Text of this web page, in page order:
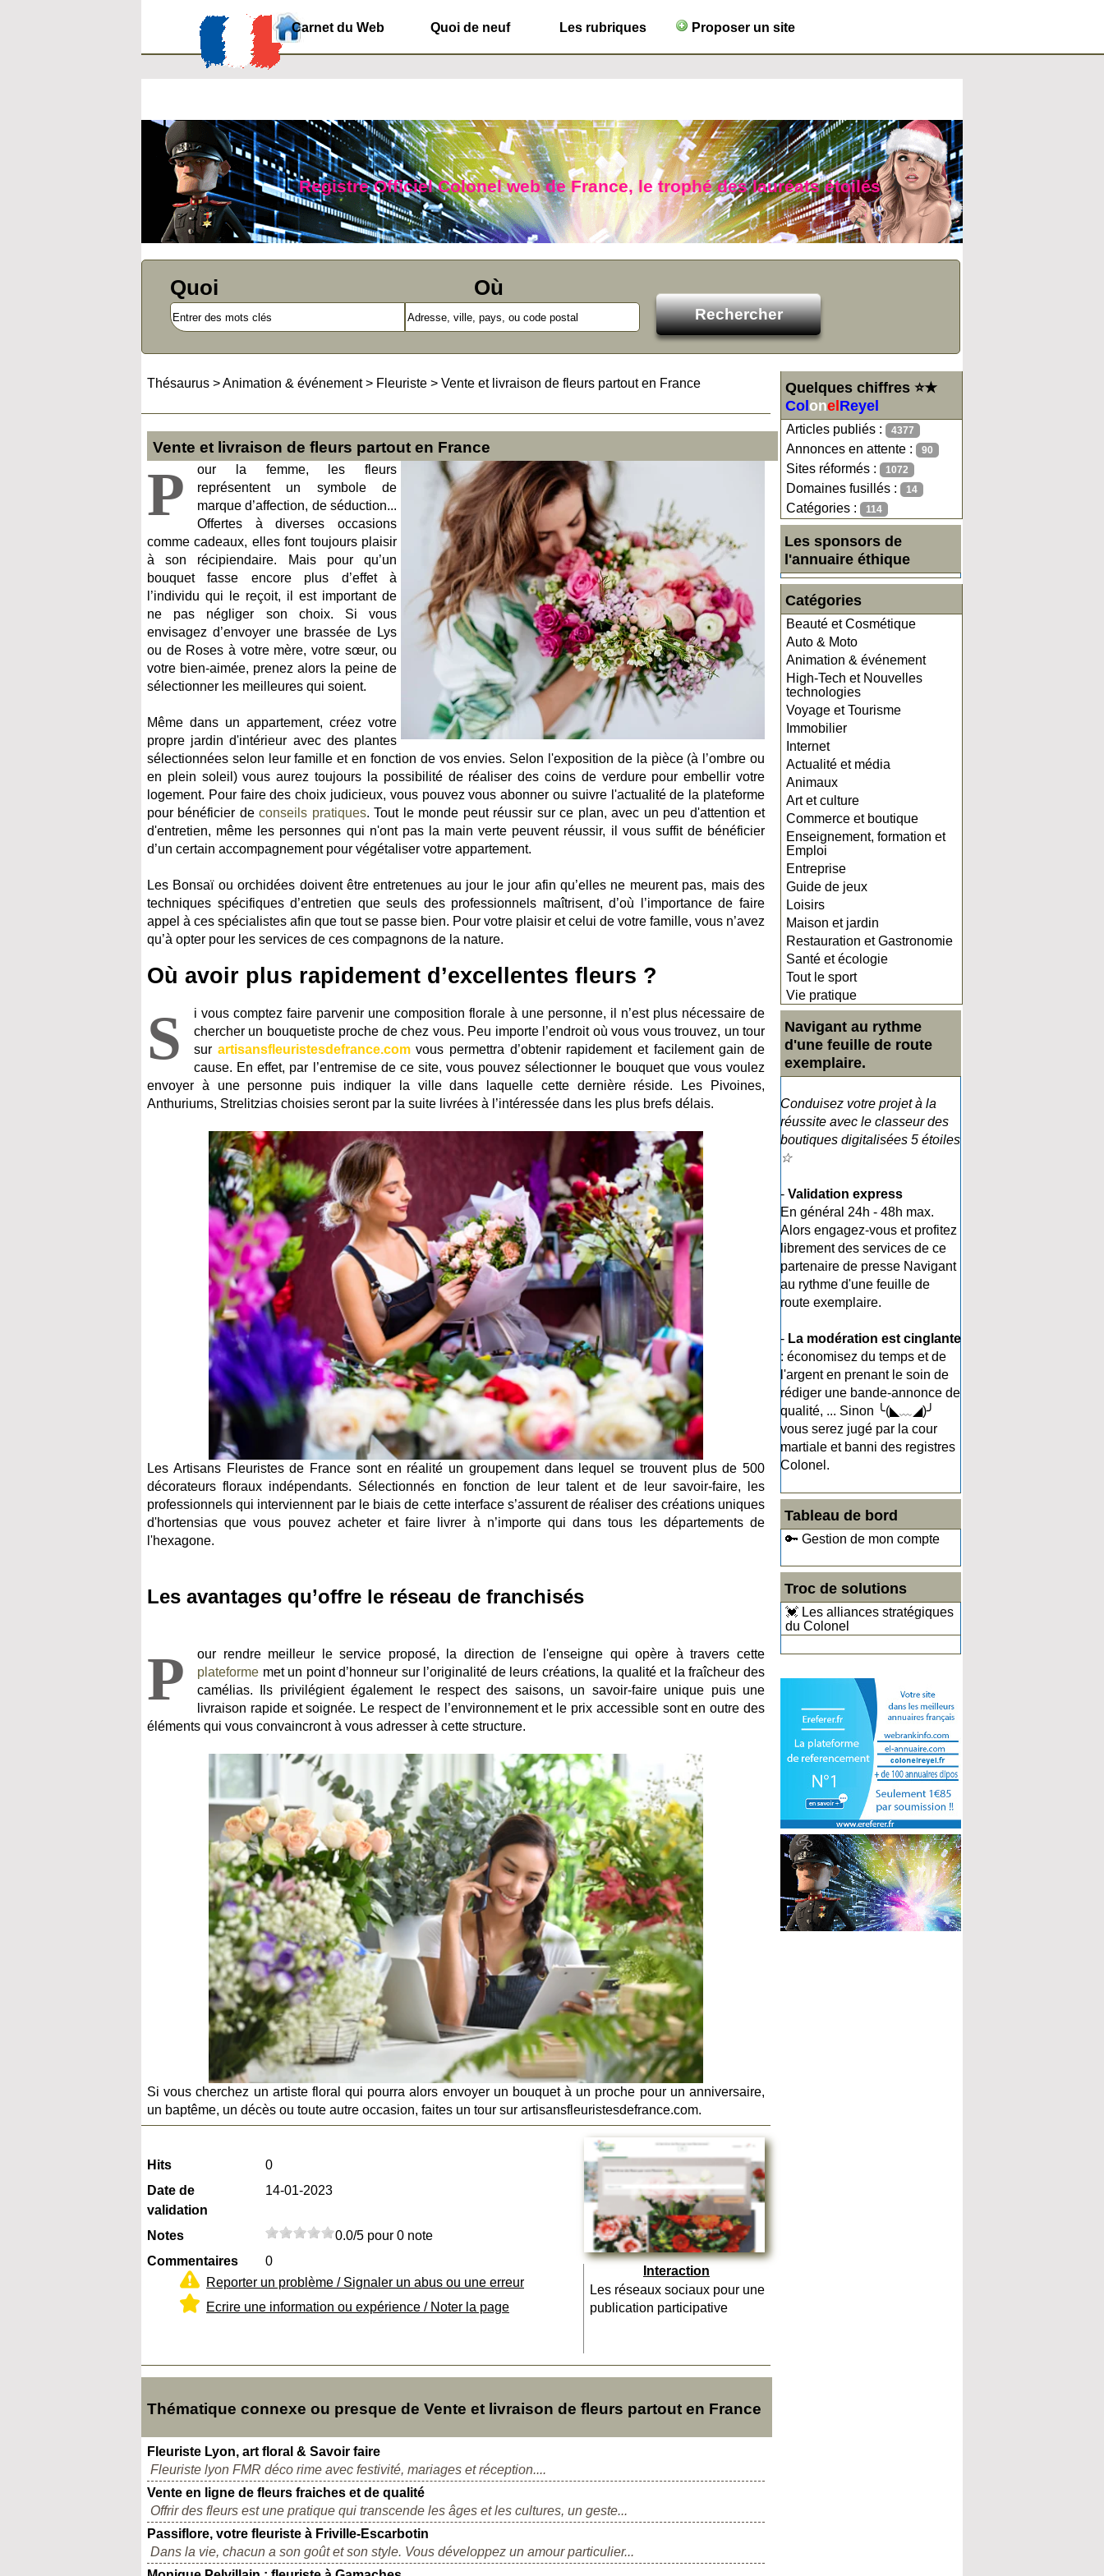
Carnet du Web Quoi de neuf Les rubriques Proposer un site
Registre Officiel Colonel web de France, le trophé des lauréats étoilés
Quoi Où
Quelques chiffres ⭐★
Col onel Reyel
Articles publiés : 4377
Annonces en attente : 90
Sites réformés : 1072
Domaines fusillés : 14
Catégories : 114
Les sponsors de
l'annuaire éthique
Catégories
Beauté et Cosmétique
Auto & Moto
Animation & événement
High-Tech et Nouvelles
technologies
Voyage et Tourisme
Immobilier
Internet
Actualité et média
Animaux
Art et culture
Commerce et boutique
Enseignement, formation et
Emploi
Entreprise
Guide de jeux
Loisirs
Maison et jardin
Restauration et Gastronomie
Santé et écologie
Tout le sport
Vie pratique
Navigant au rythme
d'une feuille de route
exemplaire.
Conduisez votre projet à la
réussite avec le classeur des
boutiques digitalisées 5 étoiles
☆
- Validation express
En général 24h - 48h max.
Alors engagez-vous et profitez
librement des services de ce
partenaire de presse Navigant
au rythme d'une feuille de
route exemplaire.
- La modération est cinglante
: économisez du temps et de
l'argent en prenant le soin de
rédiger une bande-annonce de
qualité, ... Sinon ╰(◣﹏◢)╯
vous serez jugé par la cour
martiale et banni des registres
Colonel.
Tableau de bord
🔑 Gestion de mon compte
Troc de solutions
💓 Les alliances stratégiques
du Colonel
Thésaurus >Animation & événement> Fleuriste > Vente et livraison de fleurs partout en France
Vente et livraison de fleurs partout en France
P
our la femme, les fleurs
représentent un symbole de
marque d’affection, de séduction...
Offertes à diverses occasions
comme cadeaux, elles font toujours plaisir
à son récipiendaire. Mais pour qu’un
bouquet fasse encore plus d’effet à
l’individu qui le reçoit, il est important de
ne pas négliger son choix. Si vous
envisagez d’envoyer une brassée de Lys
ou de Roses à votre mère, votre sœur, ou
votre bien-aimée, prenez alors la peine de
sélectionner les meilleures qui soient.
Même dans un appartement, créez votre
propre jardin d'intérieur avec des plantes
sélectionnées selon leur famille et en fonction de vos envies. Selon l'exposition de la pièce (à l’ombre ou
en plein soleil) vous aurez toujours la possibilité de réaliser des coins de verdure pour embellir votre
logement. Pour faire des choix judicieux, vous pouvez vous abonner ou suivre l'actualité de la plateforme
pour bénéficier deconseils pratiques. Tout le monde peut réussir sur ce plan, avec un peu d'attention et
d'entretien, même les personnes qui n'ont pas la main verte peuvent réussir, il vous suffit de bénéficier
d’un certain accompagnement pour végétaliser votre appartement.
Les Bonsaï ou orchidées doivent être entretenues au jour le jour afin qu’elles ne meurent pas, mais des
techniques spécifiques d’entretien que seuls des professionnels maîtrisent, d’où l’importance de faire
appel à ces spécialistes afin que tout se passe bien. Pour votre plaisir et celui de votre famille, vous n’avez
qu’à opter pour les services de ces compagnons de la nature.
Où avoir plus rapidement d’excellentes fleurs ?
S
i vous comptez faire parvenir une composition florale à une personne, il n’est plus nécessaire de
chercher un bouquetiste proche de chez vous. Peu importe l’endroit où vous vous trouvez, un tour
sur artisansfleuristesdefrance.comvous permettra d’obtenir rapidement et facilement gain de
cause. En effet, par l’entremise de ce site, vous pouvez sélectionner le bouquet que vous voulez
envoyer à une personne puis indiquer la ville dans laquelle cette dernière réside. Les Pivoines,
Anthuriums, Strelitzias choisies seront par la suite livrées à l’intéressée dans les plus brefs délais.
Les Artisans Fleuristes de France sont en réalité un groupement dans lequel se trouvent plus de 500
décorateurs floraux indépendants. Sélectionnés en fonction de leur talent et de leur savoir-faire, les
professionnels qui interviennent par le biais de cette interface s’assurent de réaliser des créations uniques
d'hortensias que vous pouvez acheter et faire livrer à n’importe qui dans tous les départements de
l'hexagone.
Les avantages qu’offre le réseau de franchisés
P
our rendre meilleur le service proposé, la direction de l'enseigne qui opère à travers cette
plateforme met un point d’honneur sur l’originalité de leurs créations, la qualité et la fraîcheur des
camélias. Ils privilégient également le respect des saisons, un savoir-faire unique puis une
livraison rapide et soignée. Le respect de l’environnement et le prix accessible sont en outre des
éléments qui vous convaincront à vous adresser à cette structure.
Si vous cherchez un artiste floral qui pourra alors envoyer un bouquet à un proche pour un anniversaire,
un baptême, un décès ou toute autre occasion, faites un tour sur artisansfleuristesdefrance.com.
Hits
0
Date de
validation
14-01-2023
Notes
0.0/5 pour 0 note
Commentaires
0
Reporter un problème / Signaler un abus ou une erreur
Ecrire une information ou expérience / Noter la page
Interaction
Les réseaux sociaux pour une
publication participative
Thématique connexe ou presque de Vente et livraison de fleurs partout en France
Fleuriste Lyon, art floral & Savoir faire
Fleuriste lyon FMR déco rime avec festivité, mariages et réception....
Vente en ligne de fleurs fraiches et de qualité
Offrir des fleurs est une pratique qui transcende les âges et les cultures, un geste...
Passiflore, votre fleuriste à Friville-Escarbotin
Dans la vie, chacun a son goût et son style. Vous développez un amour particulier...